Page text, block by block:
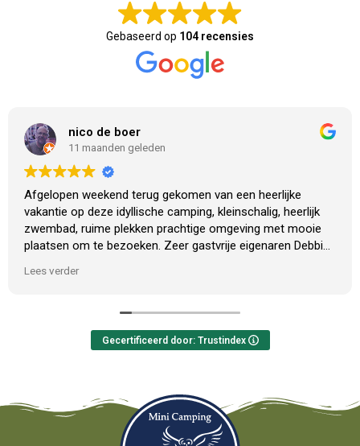
Gebaseerd op 104 recensies
nico de boer
11 maanden geleden
Afgelopen weekend terug gekomen van een heerlijke
vakantie op deze idyllische camping, kleinschalig, heerlijk
zwembad, ruime plekken prachtige omgeving met mooie
plaatsen om te bezoeken. Zeer gastvrije eigenaren Debbie
camping en eigenaren verdienen meer .
Het is een fijne plek ( ook later in het seizoen) om tot rust
te komen. Klein maar fijn met alle voorzieningen ruim
Lees verder
Gecertificeerd door: Trustindex